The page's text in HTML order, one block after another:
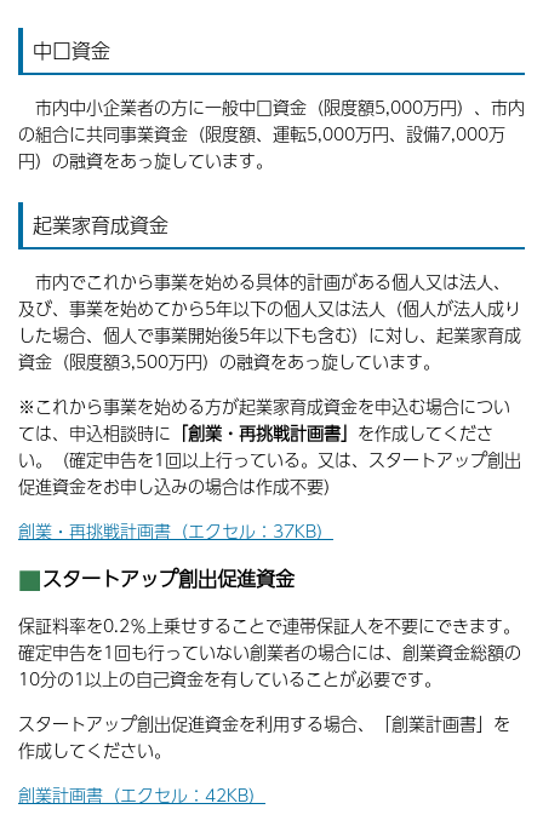
中口資金
市内中小企業者の方に一般中口資金（限度額5,000万円）、市内
の組合に共同事業資金（限度額、運転5,000万円、設備7,000万
円）の融資をあっ旋しています。
起業家育成資金
市内でこれから事業を始める具体的計画がある個人又は法人、
及び、事業を始めてから5年以下の個人又は法人（個人が法人成り
した場合、個人で事業開始後5年以下も含む）に対し、起業家育成
資金（限度額3,500万円）の融資をあっ旋しています。
※これから事業を始める方が起業家育成資金を申込む場合につい
ては、申込相談時に 「創業・再挑戦計画書」 を作成してくださ
い。（確定申告を1回以上行っている。又は、スタートアップ創出
促進資金をお申し込みの場合は作成不要）
創業・再挑戦計画書（エクセル：37KB）
スタートアップ創出促進資金
保証料率を0.2％上乗せすることで連帯保証人を不要にできます。
確定申告を1回も行っていない創業者の場合には、創業資金総額の
10分の1以上の自己資金を有していることが必要です。
スタートアップ創出促進資金を利用する場合、「創業計画書」を
作成してください。
創業計画書（エクセル：42KB）